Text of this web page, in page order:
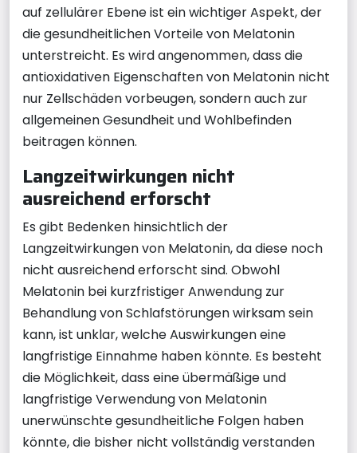
auf zellulärer Ebene ist ein wichtiger Aspekt, der
die gesundheitlichen Vorteile von Melatonin
unterstreicht. Es wird angenommen, dass die
antioxidativen Eigenschaften von Melatonin nicht
nur Zellschäden vorbeugen, sondern auch zur
allgemeinen Gesundheit und Wohlbefinden
beitragen können.
Langzeitwirkungen nicht
ausreichend erforscht
Es gibt Bedenken hinsichtlich der
Langzeitwirkungen von Melatonin, da diese noch
nicht ausreichend erforscht sind. Obwohl
Melatonin bei kurzfristiger Anwendung zur
Behandlung von Schlafstörungen wirksam sein
kann, ist unklar, welche Auswirkungen eine
langfristige Einnahme haben könnte. Es besteht
die Möglichkeit, dass eine übermäßige und
langfristige Verwendung von Melatonin
unerwünschte gesundheitliche Folgen haben
könnte, die bisher nicht vollständig verstanden